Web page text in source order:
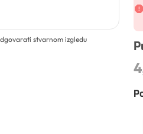
stvarnom izgledu